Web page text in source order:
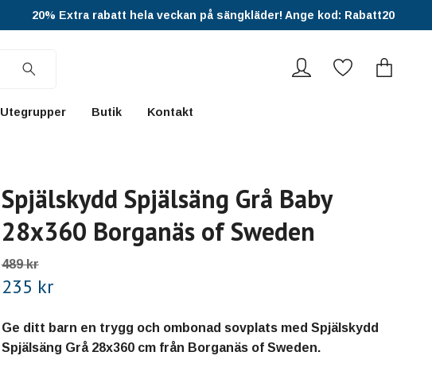
20% Extra rabatt hela veckan på sängkläder! Ange kod: Rabatt20
Utegrupper Butik Kontakt
Spjälskydd Spjälsäng Grå Baby
28x360 Borganäs of Sweden
489 kr
235 kr
Ge ditt barn en trygg och ombonad sovplats med Spjälskydd
Spjälsäng Grå 28x360 cm från Borganäs of Sweden.